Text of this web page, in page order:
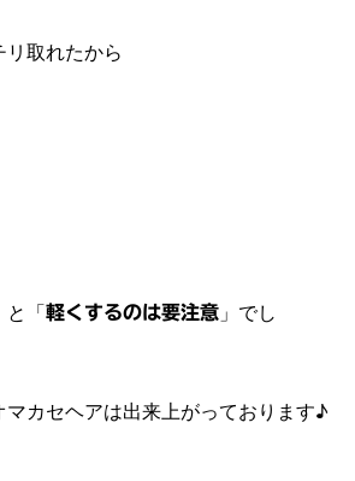
取れたから
と「軽くするのは要注意 」でし
マカセヘアは出来上がっております♪